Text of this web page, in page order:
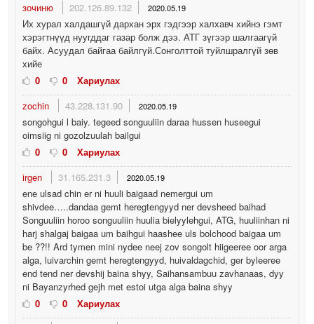
зочиню
202.126.89.132 2020.05.19
Их хурал халдашгүй дархан эрх гэдгээр халхавч хийнэ гэмт
хэрэгтнүүд нуугддаг газар болж дээ. АТГ зүгээр шалгаагүй
байх. Асуудал байгаа байлгүй.Сонголттой туйлшралгүй зөв
хийе
0
0
Хариулах
zochin
43.228.131.90 2020.05.19
songohgui l baiy. tegeed songuuliin daraa hussen huseegui
oimsiig ni gozolzuulah bailgui
0
0
Хариулах
irgen
31.165.231.3 2020.05.19
ene ulsad chin er ni huuli baigaad nemergui um
shivdee…..dandaa gemt heregtengyyd ner devsheed baihad
Songuuliin horoo songuuliin huulia bielyylehgui, ATG, huuliinhan ni
harj shalgaj baigaa um baihgui haashee uls bolchood baigaa um
be ??!! Ard tymen mini nydee neej zov songolt hiigeeree oor arga
alga, luivarchin gemt heregtengyyd, huivaldagchid, ger byleeree
end tend ner devshij baina shyy, Saihansambuu zavhanaas, dyy
ni Bayanzyrhed gejh met estoi utga alga baina shyy
0
0
Хариулах